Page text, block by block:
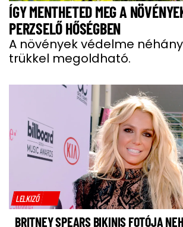
ÍGY MENTHETED MEG A
PERZSELŐ HŐSÉGBEN
A növények védelme
trükkel megoldható.
LELKIZŐ
BRITNEY SPEARS BIKINIS FOTÓJA